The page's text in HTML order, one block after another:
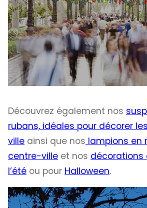
Découvrez également nos
rubans, idéales pour décorer
ville ainsi que nos lampions en
centre-ville et nos décorations
l’été ou pour Halloween.